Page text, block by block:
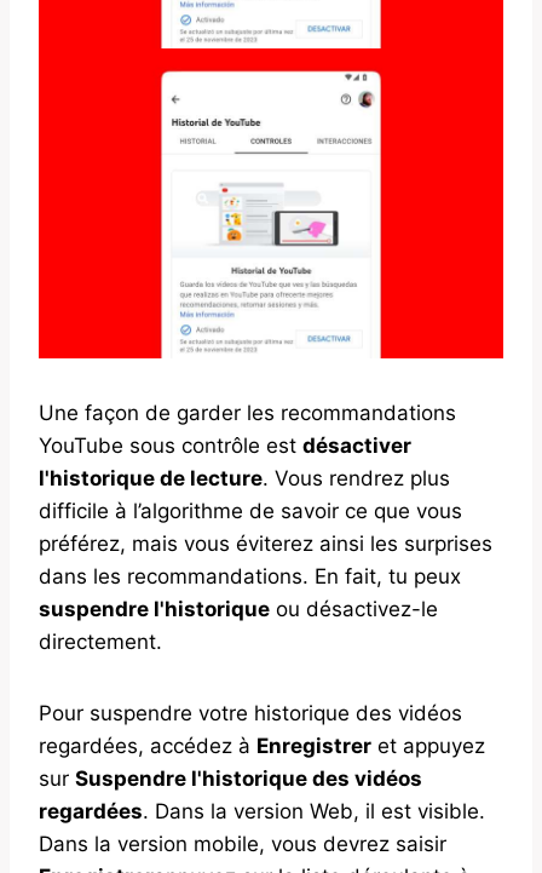
Une façon de garder les recommandations
YouTube sous contrôle est désactiver
l'historique de lecture. Vous rendrez plus
difficile à l’algorithme de savoir ce que vous
préférez, mais vous éviterez ainsi les surprises
dans les recommandations. En fait, tu peux
suspendre l'historique ou désactivez-le
directement.
Pour suspendre votre historique des vidéos
regardées, accédez à Enregistrer et appuyez
sur Suspendre l'historique des vidéos
regardées. Dans la version Web, il est visible.
Dans la version mobile, vous devrez saisir